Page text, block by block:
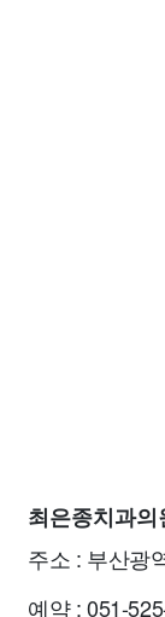
최은종치과의
주소 : 부산광
예약 : 051-